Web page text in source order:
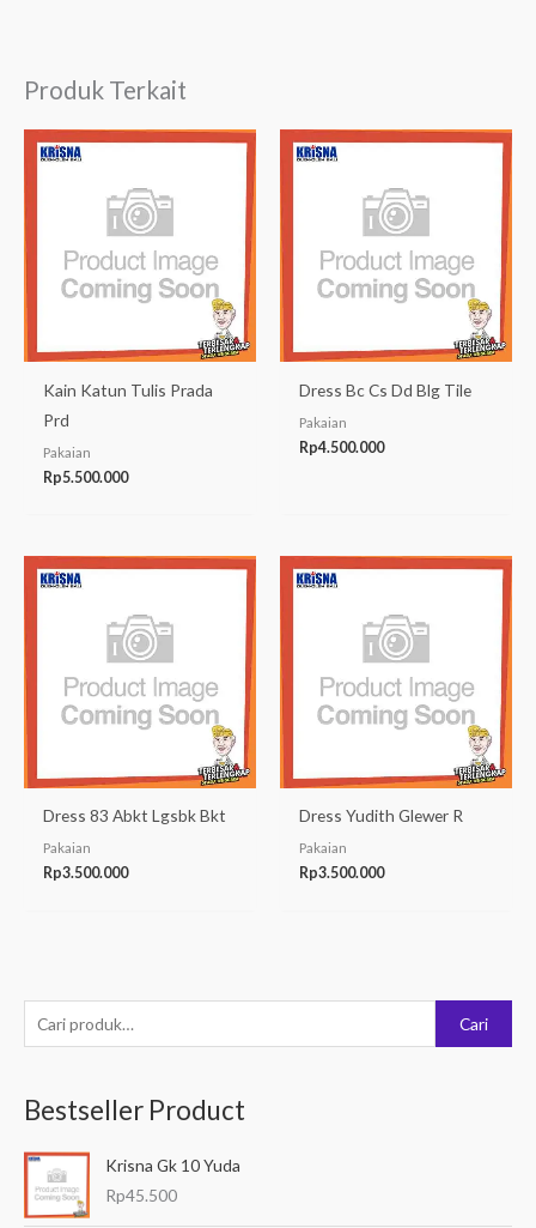
e
c
Cari
Bestseller Product
Krisna Gk 10 Yuda
Rp45.500
Produk Terkait
Kain Katun Tulis Prada
Prd
Pakaian
Rp5.500.000
Dress Bc Cs Dd Blg Tile
Pakaian
Rp4.500.000
Dress 83 Abkt Lgsbk Bkt
Pakaian
Rp3.500.000
Dress Yudith Glewer R
Pakaian
Rp3.500.000